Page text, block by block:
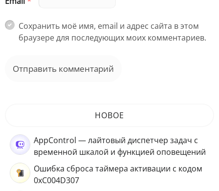
Сохранить моё имя, email и адрес сайта в этом
браузере для последующих моих комментариев.
НОВОЕ
AppControl — лайтовый диспетчер задач с
временной шкалой и функцией оповещений
Ошибка сброса таймера активации с кодом
0xC004D307